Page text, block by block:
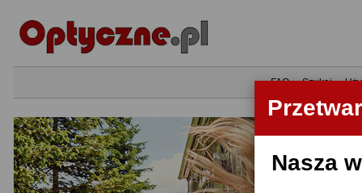
Nasza
•FAQ•Szukaj•